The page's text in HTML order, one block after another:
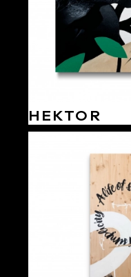
HEKTOR